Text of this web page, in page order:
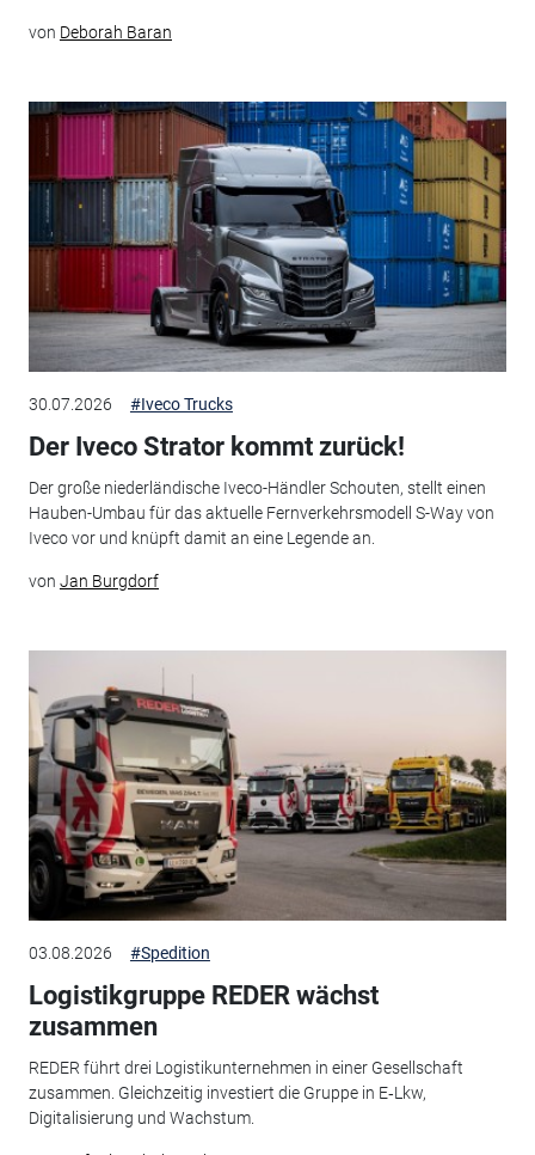
von Deborah Baran
30.07.2026 #Iveco Trucks
Der Iveco Strator kommt zurück!
Der große niederländische Iveco-Händler Schouten, stellt einen
Hauben-Umbau für das aktuelle Fernverkehrsmodell S-Way von
Iveco vor und knüpft damit an eine Legende an.
von Jan Burgdorf
03.08.2026 #Spedition
Logistikgruppe REDER wächst
zusammen
REDER führt drei Logistikunternehmen in einer Gesellschaft
zusammen. Gleichzeitig investiert die Gruppe in E‑Lkw,
Digitalisierung und Wachstum.